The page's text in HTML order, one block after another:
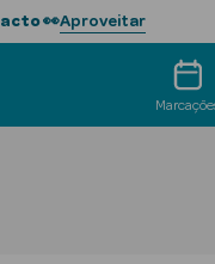
👀Aproveitar